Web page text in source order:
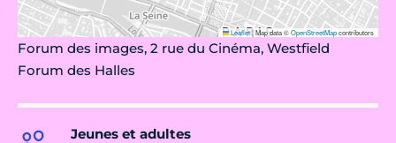
Leaflet|Map data ©OpenStreetMapcontributors
Forum des images, 2 rue du Cinéma, Westfield
Forum des Halles
Jeunes et adultes